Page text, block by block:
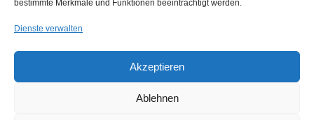
bestimmte Merkmale und Funktionen beeinträchtigt werden.
Dienste verwalten
Akzeptieren
Ablehnen
Nachhaltigkeitsstrategien gemäß SAQ 5.0 und EcoVadis. Wir
helfen Ihnen, ökologische und soziale Verantwortung zu